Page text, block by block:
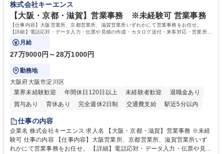
相談室】お客様のお声をもとにより良い商品づくりへ貢献
う会社として、お客様との出会いを大切にし、磨き上げたホスピタリティ
を込めてコミュニケーションをとりながら広報関連業務を行っておりま
す。 学歴・資格 学歴：大学院 大学 高専 短大 専修学校 高校 語学力： 資
格：
株式会社キーエンス
【大阪・京都・滋賀】営業事務 ※未経験可 営業事務
【仕事内容】大阪営業所、京都営業所、滋賀営業所いずれかにて営業事務をお任せ。
【詳細】電話応対・データ入力・伝票や見積の作成・カタログ送付・来客対応・営業所内
で発生する事務業務や業務改善をお任せ。
月給
27万9000円～28万1000円
勤務地
大阪府大阪市淀川区
業界未経験歓迎
年間休日120日以上 未経験者歓迎
退職金あり
賞与あり
育休あり 完全週休2日制 交通費支給
駅近5分以内
土日祝休み
仕事の内容
企業名 株式会社キーエンス 求人名 【大阪・京都・滋賀】営業事務 ※未経
験可 仕事の内容 【仕事内容】大阪営業所、京都営業所、滋賀営業所いず
れかにて営業事務をお任せ。 【詳細】電話応対・データ入力・伝票や見積